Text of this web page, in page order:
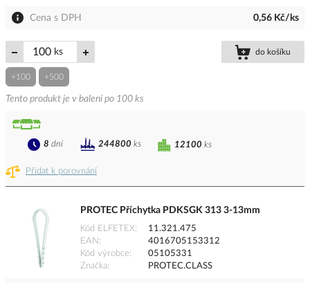
Cena s DPH 0,56 Kč/ks
ks do košíku
+100 +500
Tento produkt je v balení po 100 ks
Přidat k porovnání
12100 ks
8 dní 244800 ks
PROTEC Příchytka PDKSGK 313 3-13mm
Kód ELFETEX
11.321.475
EAN
4016705153312
Kód výrobce
05105331
Značka
PROTEC.CLASS